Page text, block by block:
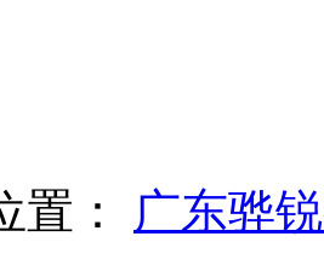
置：
广东骅